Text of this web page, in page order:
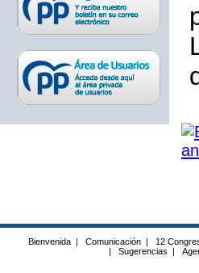
Bienvenida | Comunicación | 12
|
Sugerencias |